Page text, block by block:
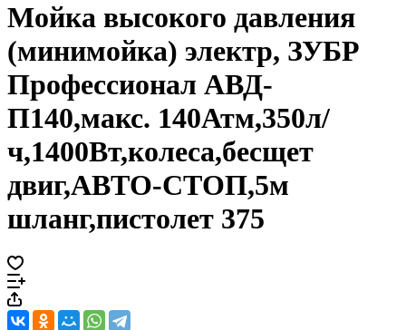
Мойка высокого давления
(минимойка) электр, ЗУБР
Профессионал АВД-
П140,макс. 140Атм,350л/
ч,1400Вт,колеса,бесщет
двиг,АВТО-СТОП,5м
шланг,пистолет 375